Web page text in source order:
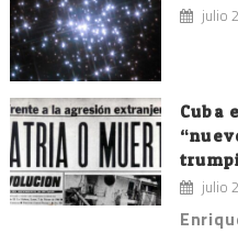
julio
Cuba
julio